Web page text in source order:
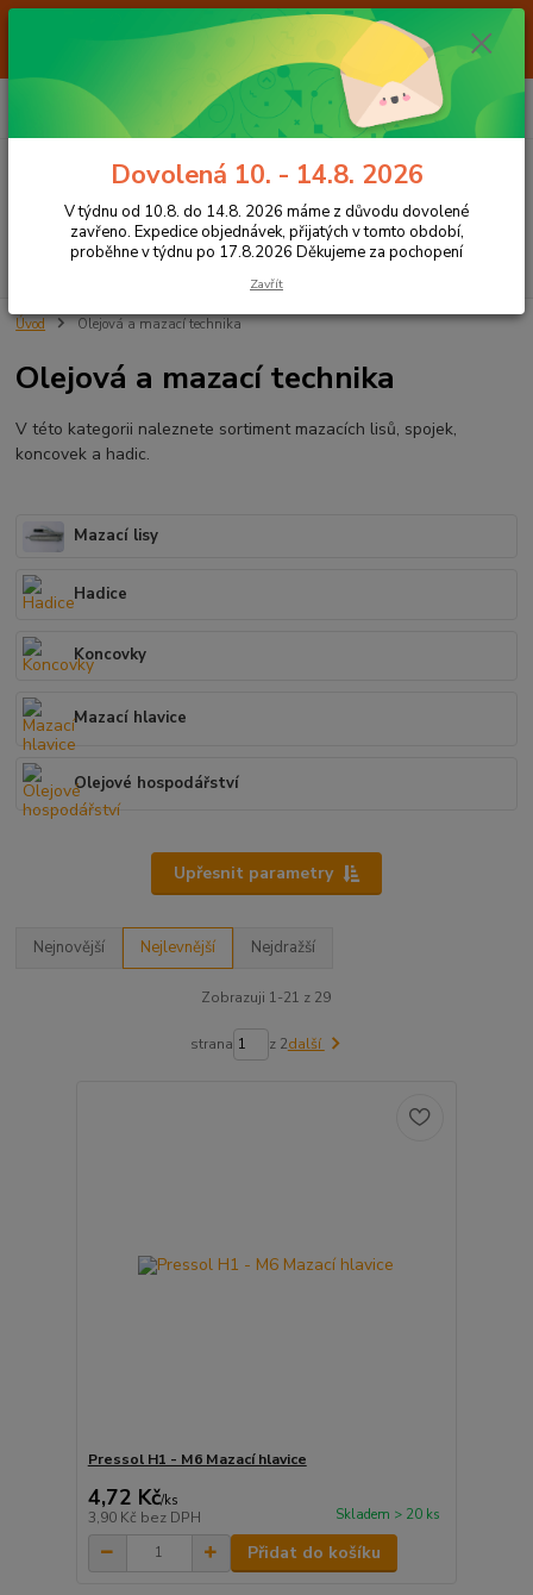
Od 7.8. do 14.8. 2026 máme z důvodu dovolené ZAVŘENO. Expedice
objednávek, přijatých v tomto období, proběhne v týdnu po 17.8.2026
Děkujeme za pochopení
CZK
Hledat
+420 605 283 713
za0,00 Kč
Úvod Olejová a mazací technika
Olejová a mazací technika
V této kategorii naleznete sortiment mazacích lisů, spojek,
koncovek a hadic.
Mazací lisy
Hadice
Koncovky
Mazací hlavice
Olejové hospodářství
Upřesnit parametry
Nejnovější Nejlevnější Nejdražší
Zobrazuji 1-21 z 29
strana z 2další
Pressol H1 - M6 Mazací hlavice
4,72 Kč/ks
3,90 Kč bez DPH Skladem > 20 ks
Přidat do košíku
Dovolená 10. - 14.8. 2026
V týdnu od 10.8. do 14.8. 2026 máme z důvodu dovolené
zavřeno. Expedice objednávek, přijatých v tomto období,
proběhne v týdnu po 17.8.2026 Děkujeme za pochopení
Zavřít